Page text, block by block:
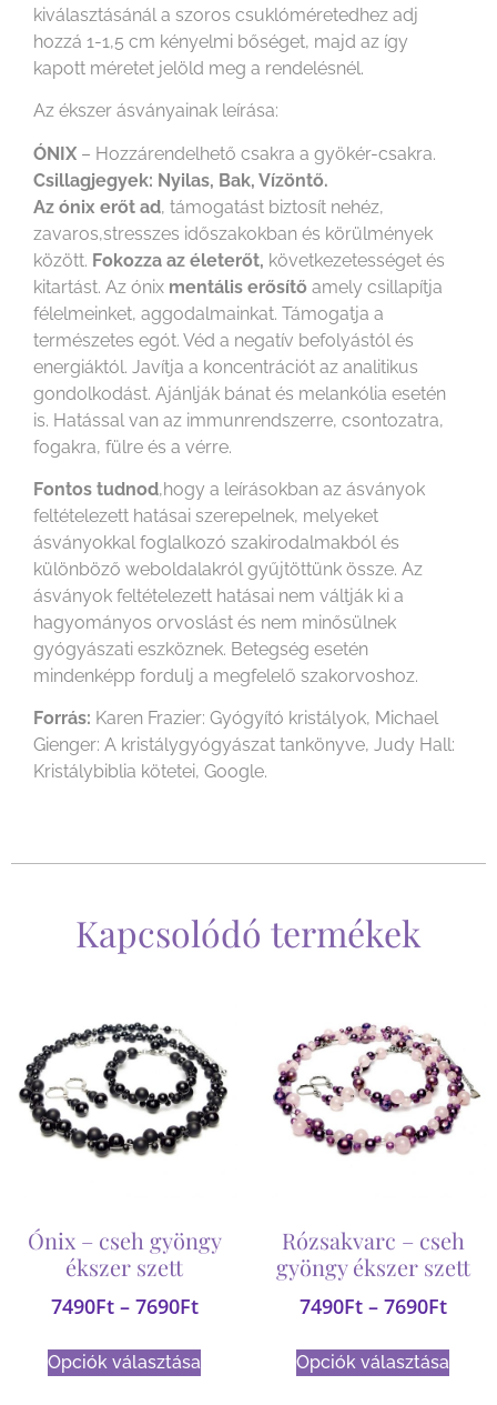
kiválasztásánál a szoros csuklóméretedhez adj
hozzá 1-1,5 cm kényelmi bőséget, majd az így
kapott méretet jelöld meg a rendelésnél.
Az ékszer ásványainak leírása:
ÓNIX – Hozzárendelhető csakra a gyökér-csakra.
Csillagjegyek: Nyilas, Bak, Vízöntő.
Az ónix erőt ad, támogatást biztosít nehéz,
zavaros,stresszes időszakokban és körülmények
között. Fokozza az életerőt, következetességet és
kitartást. Az ónix mentális erősítő amely csillapítja
félelmeinket, aggodalmainkat. Támogatja a
természetes egót. Véd a negatív befolyástól és
energiáktól. Javítja a koncentrációt az analitikus
gondolkodást. Ajánlják bánat és melankólia esetén
is. Hatással van az immunrendszerre, csontozatra,
fogakra, fülre és a vérre.
Fontos tudnod,hogy a leírásokban az ásványok
feltételezett hatásai szerepelnek, melyeket
ásványokkal foglalkozó szakirodalmakból és
különböző weboldalakról gyűjtöttünk össze. Az
ásványok feltételezett hatásai nem váltják ki a
hagyományos orvoslást és nem minősülnek
gyógyászati eszköznek. Betegség esetén
mindenképp fordulj a megfelelő szakorvoshoz.
Forrás: Karen Frazier: Gyógyító kristályok, Michael
Gienger: A kristálygyógyászat tankönyve, Judy Hall:
Kristálybiblia kötetei, Google.
Kapcsolódó termékek
Ónix – cseh gyöngy
ékszer szett
7490Ft – 7690Ft
Opciók választása
Rózsakvarc – cseh
gyöngy ékszer szett
7490Ft – 7690Ft
Opciók választása